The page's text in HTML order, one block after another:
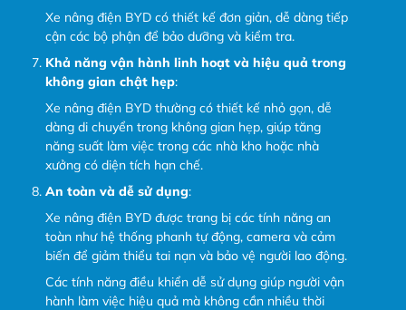
Xe nâng điện BYD có thiết kế đơn giản, dễ dàng tiếp
cận các bộ phận để bảo dưỡng và kiểm tra.
Khả năng vận hành linh hoạt và hiệu quả trong
không gian chật hẹp:
Xe nâng điện BYD thường có thiết kế nhỏ gọn, dễ
dàng di chuyển trong không gian hẹp, giúp tăng
năng suất làm việc trong các nhà kho hoặc nhà
xưởng có diện tích hạn chế.
An toàn và dễ sử dụng:
Xe nâng điện BYD được trang bị các tính năng an
toàn như hệ thống phanh tự động, camera và cảm
biến để giảm thiểu tai nạn và bảo vệ người lao động.
Các tính năng điều khiển dễ sử dụng giúp người vận
hành làm việc hiệu quả mà không cần nhiều thời